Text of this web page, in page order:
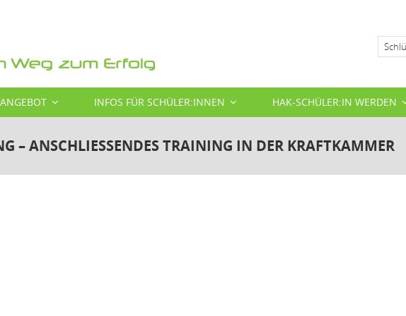
Suche
INFOS FÜR SCHÜLER:INNEN HAK-SCHÜLER:IN WERDEN
– ANSCHLIESSENDES TRAINING IN DER KRAFTKAMMER